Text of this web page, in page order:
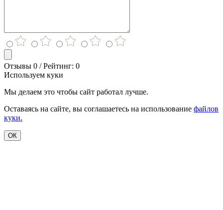
Отзывы 0 / Рейтинг: 0
Используем куки
Мы делаем это чтобы сайт работал лучше.
Оставаясь на сайте, вы соглашаетесь на использование файлов
куки.
ОК